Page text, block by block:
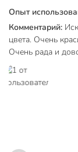
Тип
Размещение
Опыт
Комментарий:
цвета. Очень
Очень рада и